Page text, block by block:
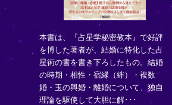
本書は、『占星学秘密教本』で好評
を博した著者が、結婚に特化した占
星術の書を書き下ろしたもの。結婚
の時期・相性・宿縁（絆）・複数
婚・玉の輿婚・離婚について、独自
理論を駆使して大胆に解･･･